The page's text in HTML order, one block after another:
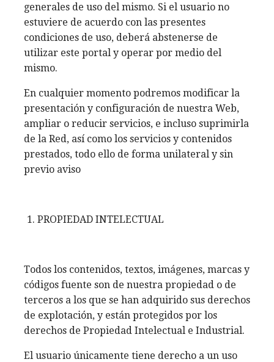
generales de uso del mismo. Si el usuario no
estuviere de acuerdo con las presentes
condiciones de uso, deberá abstenerse de
utilizar este portal y operar por medio del
mismo.
En cualquier momento podremos modificar la
presentación y configuración de nuestra Web,
ampliar o reducir servicios, e incluso suprimirla
de la Red, así como los servicios y contenidos
prestados, todo ello de forma unilateral y sin
previo aviso
PROPIEDAD INTELECTUAL
Todos los contenidos, textos, imágenes, marcas y
códigos fuente son de nuestra propiedad o de
terceros a los que se han adquirido sus derechos
de explotación, y están protegidos por los
derechos de Propiedad Intelectual e Industrial.
El usuario únicamente tiene derecho a un uso